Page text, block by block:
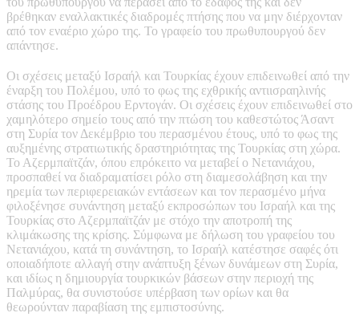
βρέθηκαν εναλλακτικές διαδρομές πτήσης που να μην διέρχονταν
από τον εναέριο χώρο της. Το γραφείο του πρωθυπουργού δεν
απάντησε.
Οι σχέσεις μεταξύ Ισραήλ και Τουρκίας έχουν επιδεινωθεί από την
έναρξη του Πολέμου, υπό το φως της εχθρικής αντιισραηλινής
στάσης του Προέδρου Ερντογάν. Οι σχέσεις έχουν επιδεινωθεί στο
χαμηλότερο σημείο τους από την πτώση του καθεστώτος Άσαντ
στη Συρία τον Δεκέμβριο του περασμένου έτους, υπό το φως της
αυξημένης στρατιωτικής δραστηριότητας της Τουρκίας στη χώρα.
Το Αζερμπαϊτζάν, όπου επρόκειτο να μεταβεί ο Νετανιάχου,
προσπαθεί να διαδραματίσει ρόλο στη διαμεσολάβηση και την
ηρεμία των περιφερειακών εντάσεων και τον περασμένο μήνα
φιλοξένησε συνάντηση μεταξύ εκπροσώπων του Ισραήλ και της
Τουρκίας στο Αζερμπαϊτζάν με στόχο την αποτροπή της
κλιμάκωσης της κρίσης. Σύμφωνα με δήλωση του γραφείου του
Νετανιάχου, κατά τη συνάντηση, το Ισραήλ κατέστησε σαφές ότι
οποιαδήποτε αλλαγή στην ανάπτυξη ξένων δυνάμεων στη Συρία,
και ιδίως η δημιουργία τουρκικών βάσεων στην περιοχή της
Παλμύρας, θα συνιστούσε υπέρβαση των ορίων και θα
θεωρούνταν παραβίαση της εμπιστοσύνης.